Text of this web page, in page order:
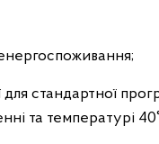
для стандартної
та температурі